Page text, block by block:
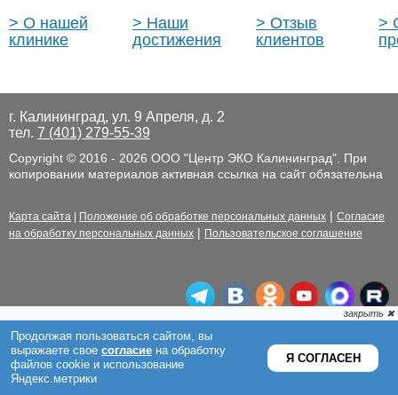
> О нашей
клинике
> Наши
достижения
> Отзыв
клиентов
>
г. Калининград, ул. 9 Апреля, д. 2
тел. 7 (401) 279-55-39
Copyright © 2016 - 2026 ООО "Центр ЭКО Калининград". При
копировании материалов активная ссылка на сайт обязательна
Карта сайта Положение об обработке персональных данных | Согласие
на обработку персональных данных | Пользовательское соглашение